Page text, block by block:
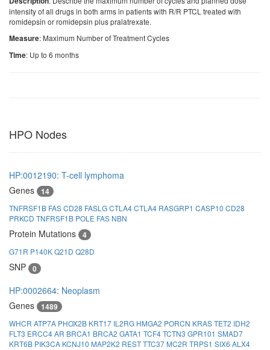
intensity of all drugs in both arms in patients with R/R PTCL treated with
romidepsin or romidepsin plus pralatrexate.
Measure: Maximum Number of Treatment Cycles
Time: Up to 6 months
HPO Nodes
HP:0012190: T-cell lymphoma
Genes
14
TNFRSF1B FASCD28 FASLGCTLA4CTLA4 RASGRP1 CASP10 CD28
PRKCD TNFRSF1B POLE FAS NBN
Protein Mutations 4
G71R P140KQ21D Q28D
SNP 0
HP:0002664: Neoplasm
Genes
1489
WHCR ATP7A PHOX2B KRT17 IL2RG HMGA2 PORCN KRASTET2 IDH2
FLT3 ERCC4AR BRCA1 BRCA2 GATA1 TCF4TCTN3 GPR101 SMAD7
KRT6B PIK3CA KCNJ10 MAP2K2 RESTTTC37 MC2R TRPS1 SIX6 ALX4